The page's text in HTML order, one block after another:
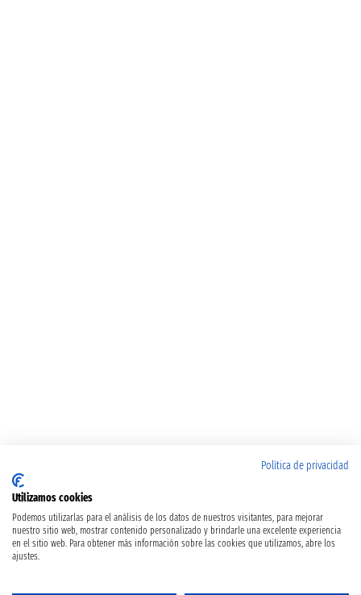
Política de privacidad
Utilizamos cookies
Podemos utilizarlas para el análisis de los datos de nuestros visitantes, para mejorar
nuestro sitio web, mostrar contenido personalizado y brindarle una excelente experiencia
en el sitio web. Para obtener más información sobre las cookies que utilizamos, abre los
ajustes.